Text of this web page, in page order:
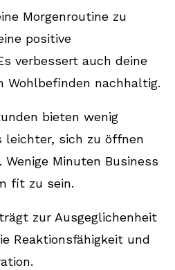
Yoga am besten in meine
Morgenroutine zu
positive
verbessert auch deine
Wohlbefinden nachhaltig.
bieten wenig
leichter, sich zu öffnen
Minuten Business
fit zu sein.
zur Ausgeglichenheit
Reaktionsfähigkeit und